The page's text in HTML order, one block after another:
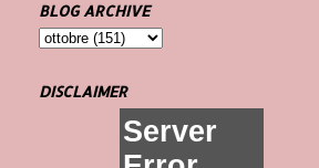
BLOG ARCHIVE
DISCLAIMER